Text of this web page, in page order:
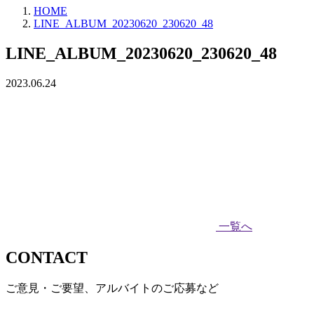
HOME
LINE_ALBUM_20230620_230620_48
LINE_ALBUM_20230620_230620_48
2023.06.24
一覧へ
CONTACT
ご意見・ご要望、アルバイトのご応募など